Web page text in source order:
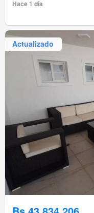
Hace 1 día
Actualizado